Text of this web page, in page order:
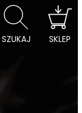
SZUKAJ SKLEP